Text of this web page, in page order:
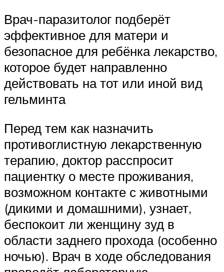
Врач-паразитолог подберёт
эффективное для матери и
безопасное для ребёнка лекарство,
которое будет направленно
действовать на тот или иной вид
гельминта
Перед тем как назначить
противоглистную лекарственную
терапию, доктор расспросит
пациентку о месте проживания,
возможном контакте с животными
(дикими и домашними), узнает,
беспокоит ли женщину зуд в
области заднего прохода (особенно
ночью). Врач в ходе обследования